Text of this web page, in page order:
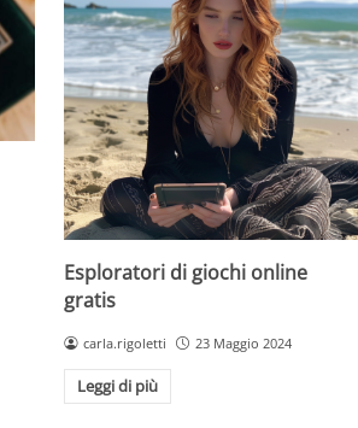
Esploratori di giochi online
gratis
carla.rigoletti 23 Maggio 2024
Leggi di più